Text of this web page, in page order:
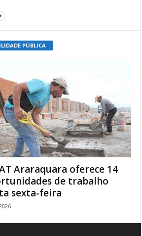
PÚBLICA
Araraquara oferece 14
de trabalho
sexta-feira